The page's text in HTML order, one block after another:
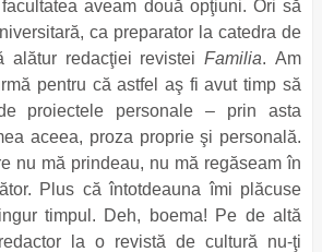
aveam două opţiuni. Ori să
ca preparator la catedra de
alătur redacţiei revistei Familia. Am
pentru că astfel aş fi avut timp să
proiectele personale – prin asta
aceea, proza proprie şi personală.
nu mă prindeau, nu mă regăseam în
Plus că întotdeauna îmi plăcuse
timpul. Deh, boema! Pe de altă
la o revistă de cultură nu-ţi